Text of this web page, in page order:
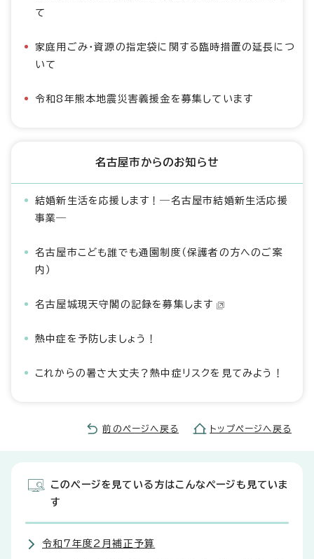
て
家庭用ごみ・資源の指定袋に関する臨時措置の延長につ
いて
令和8年熊本地震災害義援金を募集しています
名古屋市からのお知らせ
結婚新生活を応援します！―名古屋市結婚新生活応援
事業―
名古屋市こども誰でも通園制度（保護者の方へのご案
内）
名古屋城現天守閣の記録を募集します
熱中症を予防しましょう！
これからの暑さ大丈夫？熱中症リスクを見てみよう！
前のページへ戻る トップページへ戻る
このページを見ている方はこんなページも見ていま
す
令和7年度2月補正予算